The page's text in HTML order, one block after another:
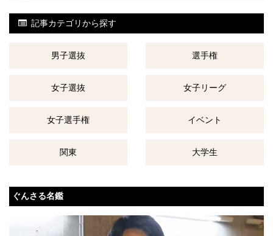
記事カテゴリから探す
男子選抜 選手権
女子選抜 女子リーグ
女子選手権 イベント
関東 大学生
ぐんさる名鑑